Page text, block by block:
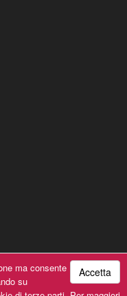
Reserved | P.iva
Accetta
ma consente
su